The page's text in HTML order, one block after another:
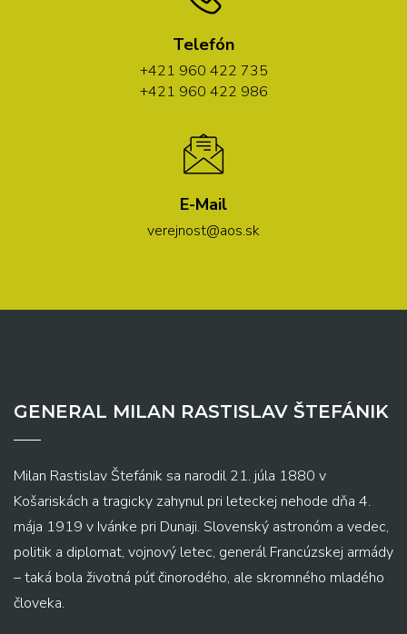
Telefón
+421 960 422 735
+421 960 422 986
E-Mail
verejnost@aos.sk
GENERAL MILAN RASTISLAV ŠTEFÁNIK
Milan Rastislav Štefánik sa narodil 21. júla 1880 v
Košariskách a tragicky zahynul pri leteckej nehode dňa 4.
mája 1919 v Ivánke pri Dunaji. Slovenský astronóm a vedec,
politik a diplomat, vojnový letec, generál Francúzskej armády
– taká bola životná púť činorodého, ale skromného mladého
človeka.